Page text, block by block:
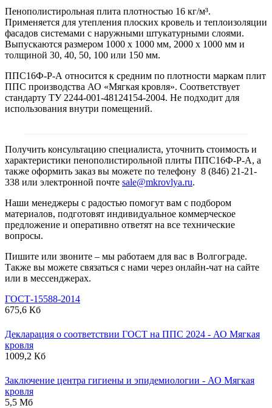
Пенополистирольная плита плотностью 16 кг/м³.
Применяется для утепления плоских кровель и теплоизоляции
фасадов системами с наружными штукатурными слоями.
Выпускаются размером 1000 х 1000 мм, 2000 х 1000 мм и
толщиной 30, 40, 50, 100 или 150 мм.
ППС16Ф-Р-А относится к средним по плотности маркам плит
ППС производства АО «Мягкая кровля». Соответствует
стандарту ТУ 2244-001-48124154-2004. Не подходит для
использования внутри помещений.
Получить консультацию специалиста, уточнить стоимость и
характеристики пенополистирольной плиты ППС16Ф-Р-А, а
также оформить заказ вы можете по телефону 8 (846) 21-21-
338 или электронной почте sale@mkrovlya.ru.
Наши менеджеры с радостью помогут вам с подбором
материалов, подготовят индивидуальное коммерческое
предложение и оперативно ответят на все технические
вопросы.
Пишите или звоните – мы работаем для вас в Волгограде.
Также вы можете связаться с нами через онлайн-чат на сайте
или в мессенджерах.
ГОСТ-15588-2014
675,6 Кб
Декларация о соответствии ГОСТ на ППС 2024 - АО Мягкая
кровля
1009,2 Кб
Заключение центра гигиены и эпидемиологии - АО Мягкая
кровля
5,5 Мб